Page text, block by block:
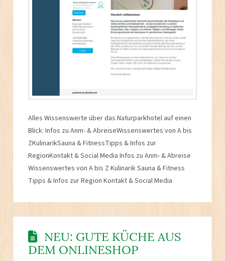
Alles Wissenswerte über das Naturparkhotel auf einen
Blick: Infos zu Anm- & AbreiseWissenswertes von A bis
ZKulinarikSauna & FitnessTipps & Infos zur
RegionKontakt & Social Media Infos zu Anm- & Abreise
Wissenswertes von A bis Z Kulinarik Sauna & Fitness
Tipps & Infos zur Region Kontakt & Social Media
NEU: GUTE KÜCHE AUS
DEM ONLINESHOP